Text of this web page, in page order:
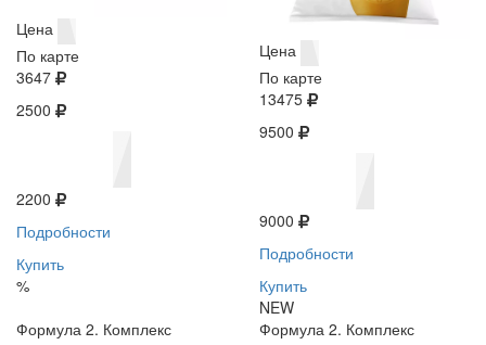
Цена
По карте
3647
2500
2200
Подробности
Купить
%
Цена
По карте
13475
9500
9000
Подробности
Купить
NEW
Формула 2. Комплекс
Формула 2. Комплекс